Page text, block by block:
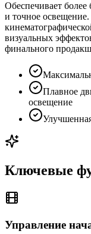
Обеспечивает
и точное
визуальных
финального
Плавное
освещение
Ключевые
Управление